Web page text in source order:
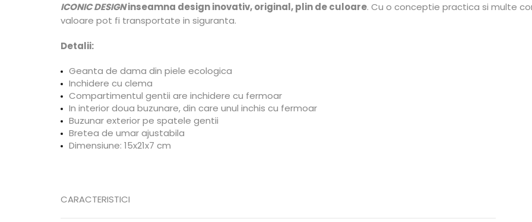
ICONIC DESIGNinseamna design inovativ, original, plin de culoare. Cu o conceptie practica si multe
valoare pot fi transportate in siguranta.
Detalii:
Geanta de dama din piele ecologica
Inchidere cu clema
Compartimentul gentii are inchidere cu fermoar
In interior doua buzunare, din care unul inchis cu fermoar
Buzunar exterior pe spatele gentii
Bretea de umar ajustabila
Dimensiune: 15x21x7 cm
CARACTERISTICI